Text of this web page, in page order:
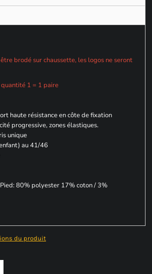
brodé sur chaussette, les logos ne seront
1 = 1 paire
haute résistance en côte de fixation
progressive, zones élastiques.
unique
au 41/46
80% polyester 17% coton / 3%
du produit